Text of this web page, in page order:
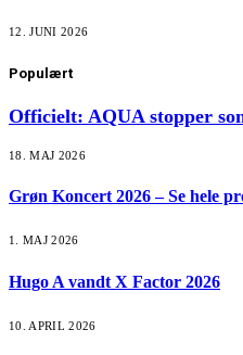
12. JUNI 2026
Populært
Officielt: AQUA stopper
18. MAJ 2026
Grøn Koncert 2026 – Se hele
1. MAJ 2026
Hugo A vandt X Factor 2026
10. APRIL 2026